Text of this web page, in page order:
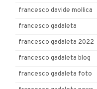
francesco davide mollica
francesco gadaleta
francesco gadaleta 2022
francesco gadaleta blog
francesco gadaleta foto